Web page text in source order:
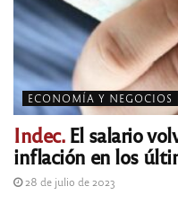
ECONOMÍA Y NEGOCIOS
Indec.El salario
inflación en los
28 de julio de 2023